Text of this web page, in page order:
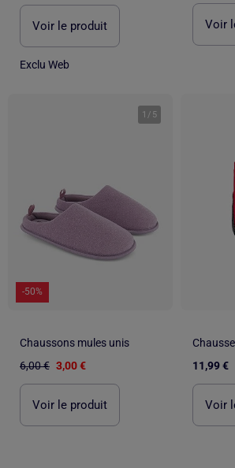
Voir le produit
Exclu Web
Voir
1 / 5
-50%
Chaussons mules unis
6,00 € 3,00 €
Voir le produit
11,99 €
Voir